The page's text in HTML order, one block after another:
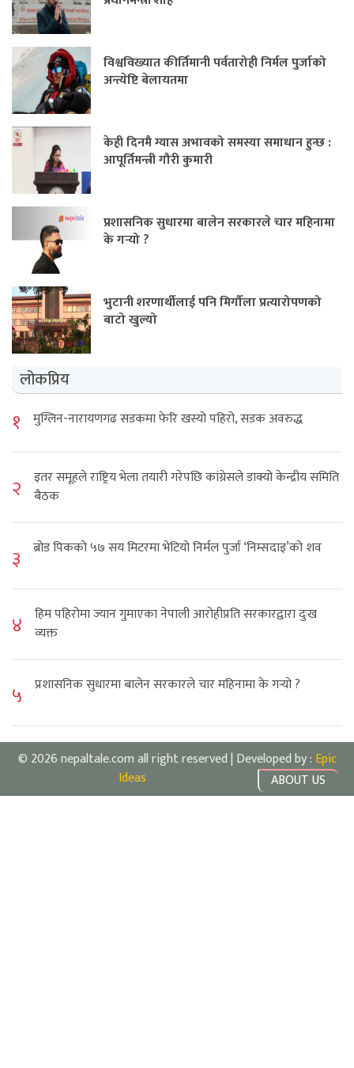
विश्वविख्यात कीर्तिमानी पर्वतारोही निर्मल पुर्जाको
अन्त्येष्टि बेलायतमा
केही दिनमै ग्यास अभावको समस्या समाधान हुन्छ :
आपूर्तिमन्त्री गौरी कुमारी
प्रशासनिक सुधारमा बालेन सरकारले चार महिनामा
के गर्‍यो ?
भुटानी शरणार्थीलाई पनि मिर्गौला प्रत्यारोपणको
बाटो खुल्यो
लोकप्रिय
१ मुग्लिन-नारायणगढ सडकमा फेरि खस्यो पहिरो, सडक अवरुद्ध
२
इतर समूहले राष्ट्रिय भेला तयारी गरेपछि कांग्रेसले डाक्यो केन्द्रीय समिति
बैठक
३ ब्रोड पिकको ५७ सय मिटरमा भेटियो निर्मल पुर्जा ‘निम्सदाइ’को शव
४
हिम पहिरोमा ज्यान गुमाएका नेपाली आरोहीप्रति सरकारद्वारा दुःख
व्यक्त
५ प्रशासनिक सुधारमा बालेन सरकारले चार महिनामा के गर्‍यो ?
© 2026 nepaltale.com all right reserved | Developed by : Epic
Ideas
ABOUT US